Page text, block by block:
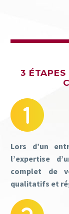
3 ÉTAPES
Lors d’un
l’expertise
complet de
qualitatifs et